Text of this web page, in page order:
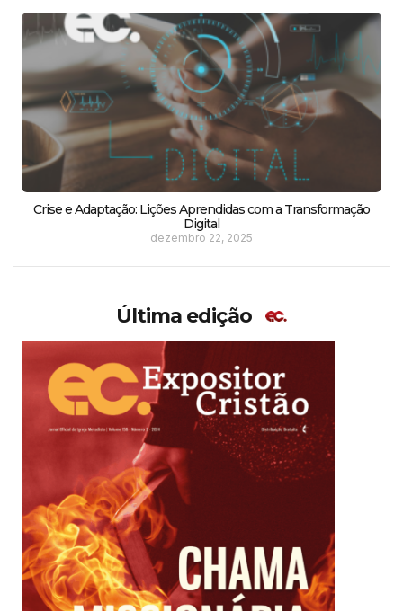
Crise e Adaptação: Lições Aprendidas com a Transformação
Digital
dezembro 22, 2025
Última edição